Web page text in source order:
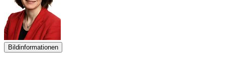
Bildinformationen